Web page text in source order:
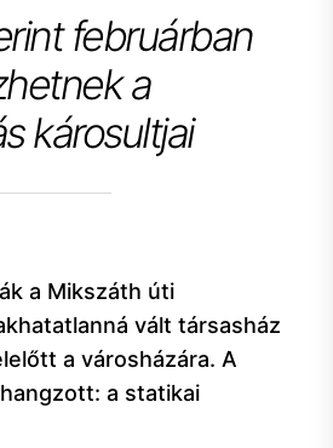
februárban
a
károsultjai
a Mikszáth úti
vált társasház
a városházára. A
a statikai